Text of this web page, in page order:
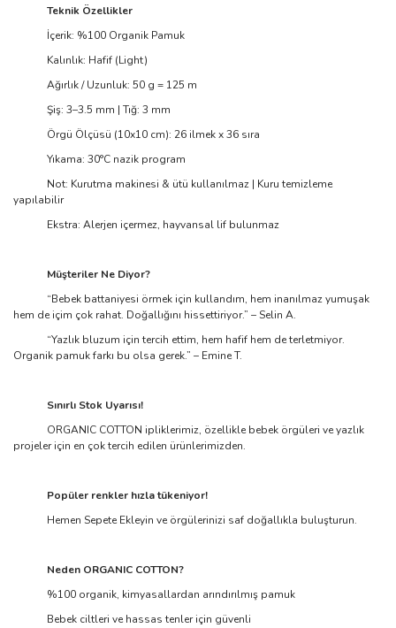
Teknik Özellikler
İçerik: %100 Organik Pamuk
Kalınlık: Hafif (Light)
Ağırlık / Uzunluk: 50 g = 125 m
Şiş: 3–3.5 mm | Tığ: 3 mm
Örgü Ölçüsü (10x10 cm): 26 ilmek x 36 sıra
Yıkama: 30°C nazik program
Not: Kurutma makinesi & ütü kullanılmaz | Kuru temizleme
yapılabilir
Ekstra: Alerjen içermez, hayvansal lif bulunmaz
Müşteriler Ne Diyor?
“Bebek battaniyesi örmek için kullandım, hem inanılmaz yumuşak
hem de içim çok rahat. Doğallığını hissettiriyor.” – Selin A.
“Yazlık bluzum için tercih ettim, hem hafif hem de terletmiyor.
Organik pamuk farkı bu olsa gerek.” – Emine T.
Sınırlı Stok Uyarısı!
ORGANIC COTTON ipliklerimiz, özellikle bebek örgüleri ve yazlık
projeler için en çok tercih edilen ürünlerimizden.
Popüler renkler hızla tükeniyor!
Hemen Sepete Ekleyin ve örgülerinizi saf doğallıkla buluşturun.
Neden ORGANIC COTTON?
%100 organik, kimyasallardan arındırılmış pamuk
Bebek ciltleri ve hassas tenler için güvenli